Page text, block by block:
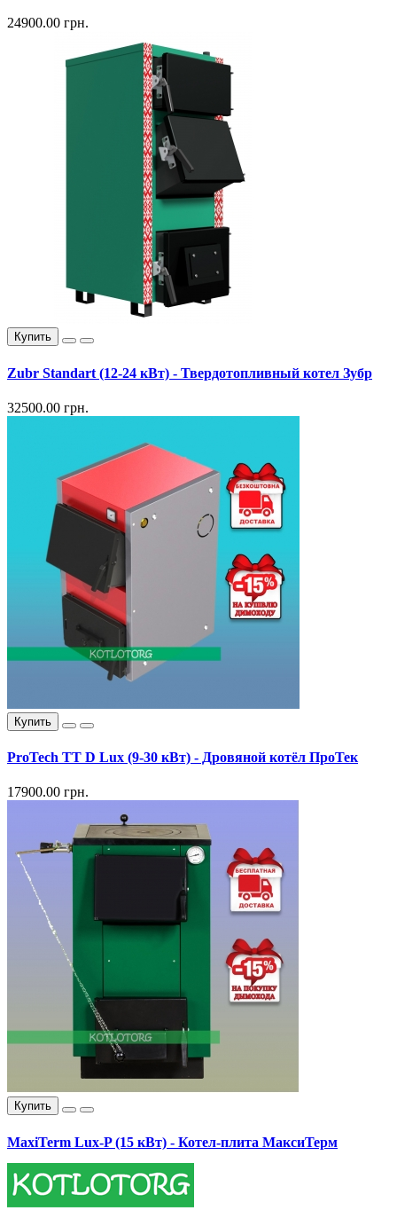
24900.00 грн.
Купить
Zubr Standart (12-24 кВт) - Твердотопливный котел Зубр
32500.00 грн.
Купить
ProTech TT D Lux (9-30 кВт) - Дровяной котёл ПроТек
17900.00 грн.
Купить
MaxiTerm Lux-P (15 кВт) - Котел-плита МаксиТерм
17400.00 грн.